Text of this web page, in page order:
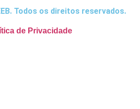
Todos os direitos reservados.
de Privacidade